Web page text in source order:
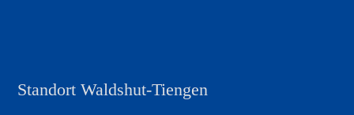
Standort Waldshut-Tiengen